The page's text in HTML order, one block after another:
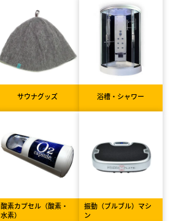
サウナグッズ 浴槽・シャワー
酸素カプセル（酸素・
水素）
振動（ブルブル）マシ
ン